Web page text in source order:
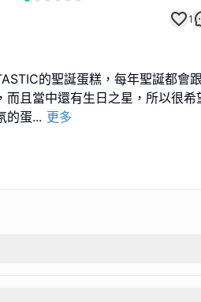
1
的聖誕蛋糕，每年聖誕都會
而且當中還有生日之星，所以很希
的蛋... 更多